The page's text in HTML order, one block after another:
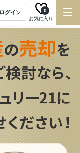
ログイン
お気に入り
0